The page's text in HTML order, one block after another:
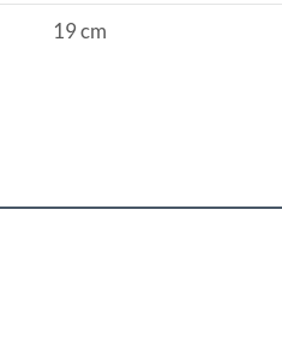
19 cm